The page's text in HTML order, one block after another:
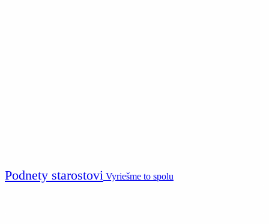
Podnety starostovi Vyriešme to spolu